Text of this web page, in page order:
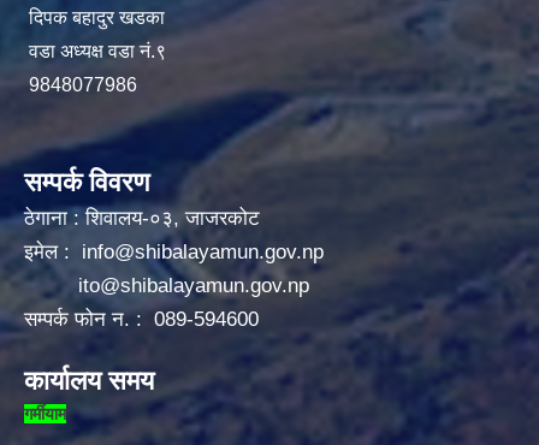
दिपक बहादुर खडका
वडा अध्यक्ष वडा नं.९
9848077986
सम्पर्क विवरण
ठेगाना : शिवालय-०३, जाजरकोट
इमेल : info@shibalayamun.gov.np
ito@shibalayamun.gov.np
सम्पर्क फोन न. : 089-594600
कार्यालय समय
गर्मीयाम